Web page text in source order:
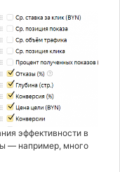
эффективности в
— например, много